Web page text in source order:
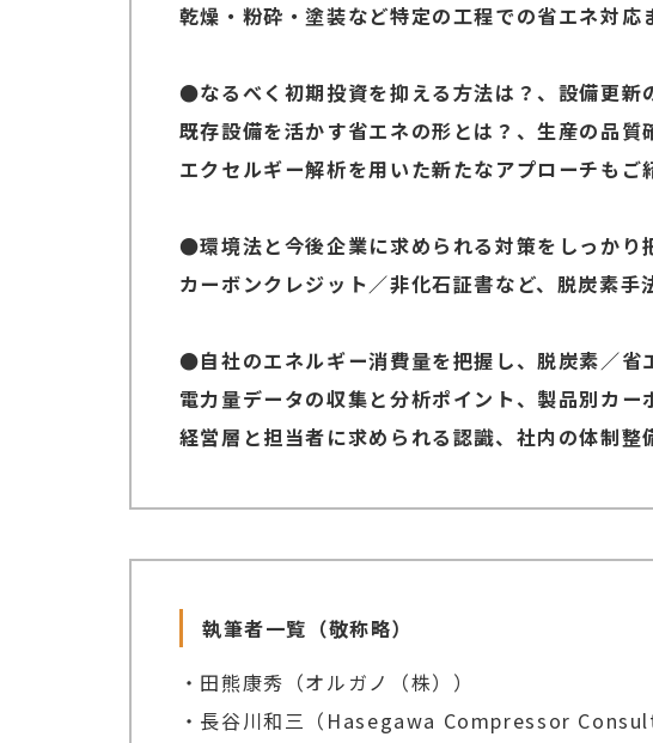
乾燥・粉砕・塗装など特定の工程での省エネ対応
●なるべく初期投資を抑える方法は？、設備更新
既存設備を活かす省エネの形とは？、生産の品質
エクセルギー解析を用いた新たなアプローチもご
●環境法と今後企業に求められる対策をしっかり
カーボンクレジット／非化石証書など、脱炭素手
●自社のエネルギー消費量を把握し、脱炭素／省
電力量データの収集と分析ポイント、製品別カー
経営層と担当者に求められる認識、社内の体制整
執筆者一覧（敬称略）
・田熊康秀（オルガノ（株））
・長谷川和三（Hasegawa Compressor